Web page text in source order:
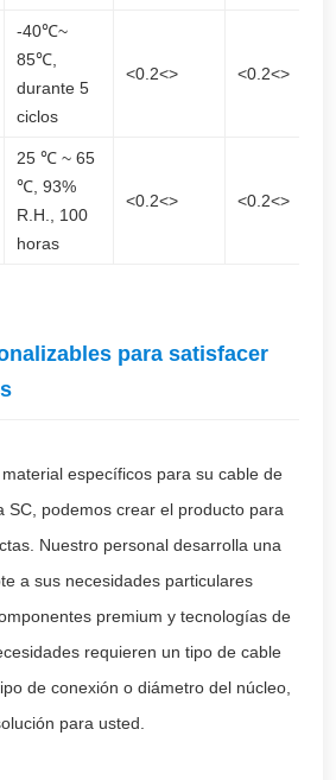
-40℃~
85℃,
durante 5
ciclos
<0.2<> <0.2<>
25 ℃ ~ 65
℃, 93%
R.H., 100
horas
<0.2<> <0.2<>
para satisfacer
específicos para su cable de
SC, podemos crear el producto para
Nuestro personal desarrolla una
a sus necesidades particulares
premium y tecnologías de
requieren un tipo de cable
de conexión o diámetro del núcleo,
para usted.